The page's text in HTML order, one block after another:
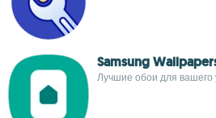
Samsung
Лучшие обои для вашего